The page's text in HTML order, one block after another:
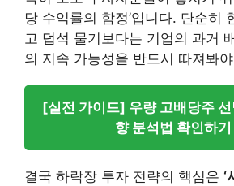
당 수익률의 함정’입니다. 단순히
고 덥석 물기보다는 기업의 과거
의 지속 가능성을 반드시 따져봐
[실전 가이드] 우량 고배당주
향 분석법 확인하
결국 하락장 투자 전략의 핵심은